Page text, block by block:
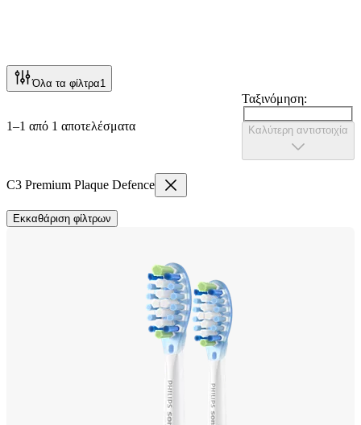
Όλα τα φίλτρα1
1–1 από 1 αποτελέσματα
Ταξινόμηση:
Καλύτερη αντιστοιχία
C3 Premium Plaque Defence
Εκκαθάριση φίλτρων